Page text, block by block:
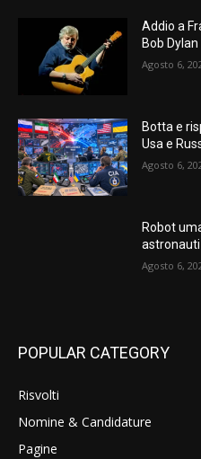
Addio a
Bob
Agosto 6,
Botta e
Usa e
Agosto 6,
Robot
astronauti
Agosto 6,
POPULAR CATEGORY
Risvolti
Nomine & Candidature
Pagine